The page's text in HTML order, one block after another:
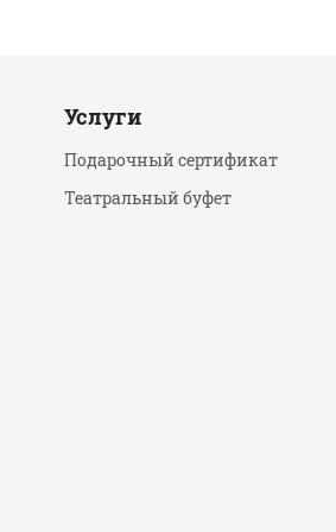
Услуги
Подарочный сертификат
Театральный буфет